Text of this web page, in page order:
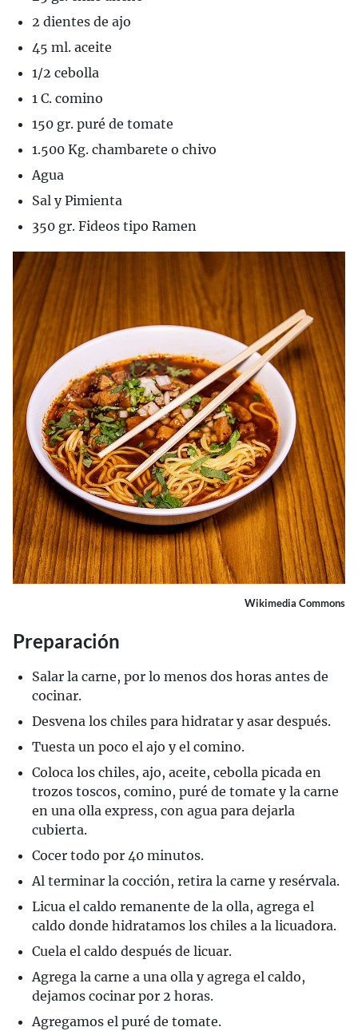
2 dientes de ajo
45 ml. aceite
1/2 cebolla
1 C. comino
150 gr. puré de tomate
1.500 Kg. chambarete o chivo
Agua
Sal y Pimienta
350 gr. Fideos tipo Ramen
Wikimedia Commons
Preparación
Salar la carne, por lo menos dos horas antes de
cocinar.
Desvena los chiles para hidratar y asar después.
Tuesta un poco el ajo y el comino.
Coloca los chiles, ajo, aceite, cebolla picada en
trozos toscos, comino, puré de tomate y la carne
en una olla express, con agua para dejarla
cubierta.
Cocer todo por 40 minutos.
Al terminar la cocción, retira la carne y resérvala.
Licua el caldo remanente de la olla, agrega el
caldo donde hidratamos los chiles a la licuadora.
Cuela el caldo después de licuar.
Agrega la carne a una olla y agrega el caldo,
dejamos cocinar por 2 horas.
Agregamos el puré de tomate.